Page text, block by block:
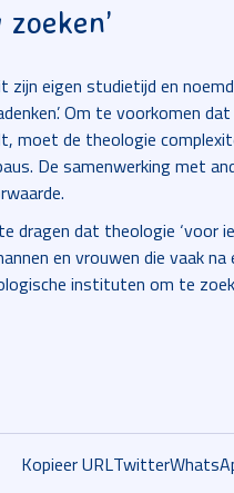
zijn eigen studietijd en
Om te voorkomen
moet de theologie
De samenwerking met
dragen dat theologie ‘voor
en vrouwen die vaak na
instituten om te
Kopieer URLTwitter